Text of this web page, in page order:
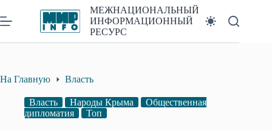
к
сути
МЕЖНАЦИОНАЛЬНЫЙ
ИНФОРМАЦИОННЫЙ
РЕСУРС
На Главную Власть
Власть Народы Крыма
Общественная
дипломатия
Топ